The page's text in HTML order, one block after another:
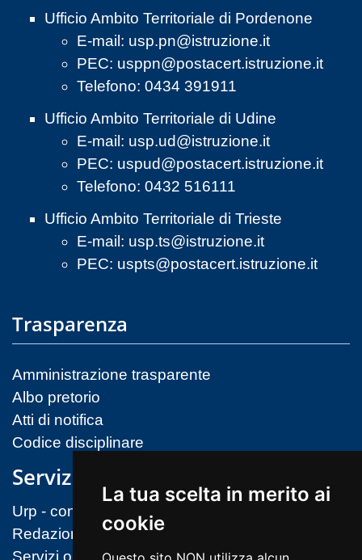
La tua scelta in merito ai
cookie
Ufficio Ambito Territoriale di Pordenone
E-mail: usp.pn@istruzione.it
PEC: usppn@postacert.istruzione.it
Telefono: 0434 391911
Ufficio Ambito Territoriale di Udine
E-mail: usp.ud@istruzione.it
PEC: uspud@postacert.istruzione.it
Telefono: 0432 516111
Ufficio Ambito Territoriale di Trieste
E-mail: usp.ts@istruzione.it
PEC: uspts@postacert.istruzione.it
Trasparenza
Amministrazione trasparente
Albo pretorio
Atti di notifica
Codice disciplinare
Servizi
Urp - contatti
Redazione sito